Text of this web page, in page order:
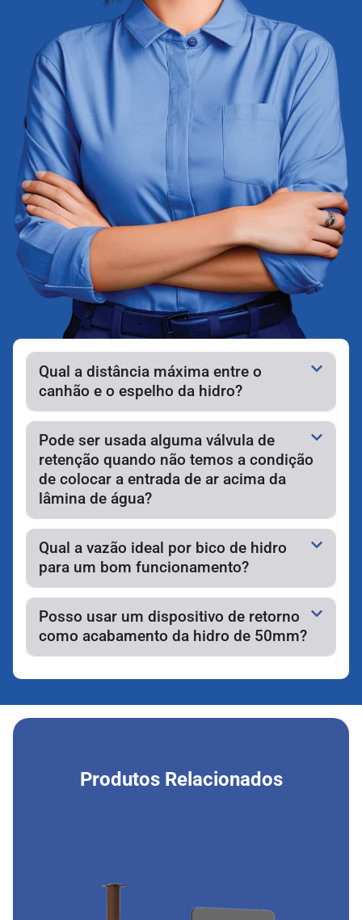
Qual a distância máxima entre o
canhão e o espelho da hidro?
Pode ser usada alguma válvula de
retenção quando não temos a condição
de colocar a entrada de ar acima da
lâmina de água?
Qual a vazão ideal por bico de hidro
para um bom funcionamento?
Posso usar um dispositivo de retorno
como acabamento da hidro de 50mm?
Produtos Relacionados